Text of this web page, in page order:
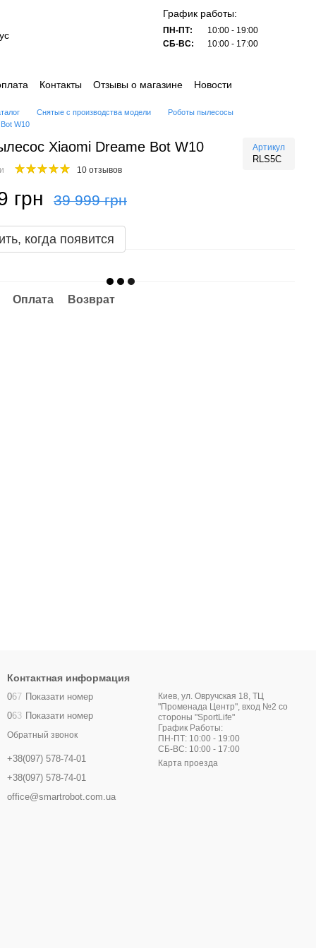
График работы:
ПН-ПТ:
10:00 - 19:00
СБ-ВС:
10:00 - 17:00
Контакты Отзывы о магазине Новости
Снятые с производства модели
Роботы пылесосы
W10
Xiaomi Dreame Bot W10 Артикул
RLS5C
10 отзывов
грн 39 999 грн
когда появится
Оплата Возврат
Контактная информация
067 Показати номер
063 Показати номер
Обратный звонок
+38(097) 578-74-01
+38(097) 578-74-01
office@smartrobot.com.ua
Киев, ул. Овручская 18, ТЦ
"Променада Центр", вход №2 со
стороны "SportLife"
График Работы:
ПН-ПТ: 10:00 - 19:00
СБ-ВС: 10:00 - 17:00
Карта проезда